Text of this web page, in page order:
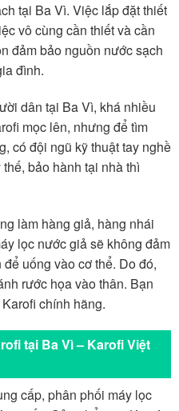
tại Ba Vì. Việc lắp đặt thiết
vô cùng cần thiết và cần
đảm bảo nguồn nước sạch
đình.
dân tại Ba Vì, khá nhiều
mọc lên, nhưng để tìm
có đội ngũ kỹ thuật tay nghề
bảo hành tại nhà thì
làm hàng giả, hàng nhái
lọc nước giả sẽ không đảm
uống vào cơ thể. Do đó,
rước họa vào thân. Bạn
chính hãng.
tại Ba Vì – Karofi Việt
cấp, phân phối máy lọc